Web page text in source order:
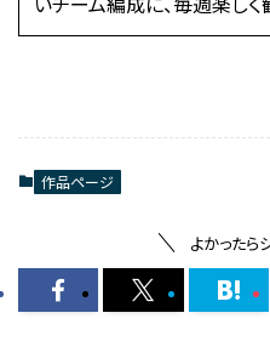
作品ページ
よかったら